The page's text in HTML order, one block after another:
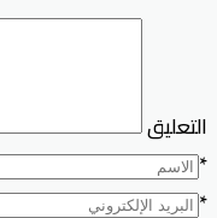
التعليق
*
*